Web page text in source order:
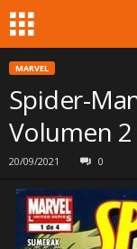
MARVEL
Spider-
Volumen
20/09/2021 0